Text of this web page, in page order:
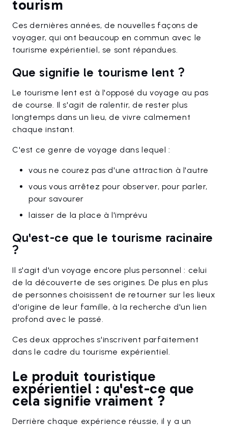
tourism
Ces dernières années, de nouvelles façons de
voyager, qui ont beaucoup en commun avec le
tourisme expérientiel, se sont répandues.
Que signifie le tourisme lent ?
Le tourisme lent est à l'opposé du voyage au pas
de course. Il s'agit de ralentir, de rester plus
longtemps dans un lieu, de vivre calmement
chaque instant.
C'est ce genre de voyage dans lequel :
vous ne courez pas d'une attraction à l'autre
vous vous arrêtez pour observer, pour parler,
pour savourer
laisser de la place à l'imprévu
Qu'est-ce que le tourisme racinaire
?
Il s'agit d'un voyage encore plus personnel : celui
de la découverte de ses origines. De plus en plus
de personnes choisissent de retourner sur les lieux
d'origine de leur famille, à la recherche d'un lien
profond avec le passé.
Ces deux approches s'inscrivent parfaitement
dans le cadre du tourisme expérientiel.
Le produit touristique
expérientiel : qu'est-ce que
cela signifie vraiment ?
Derrière chaque expérience réussie, il y a un